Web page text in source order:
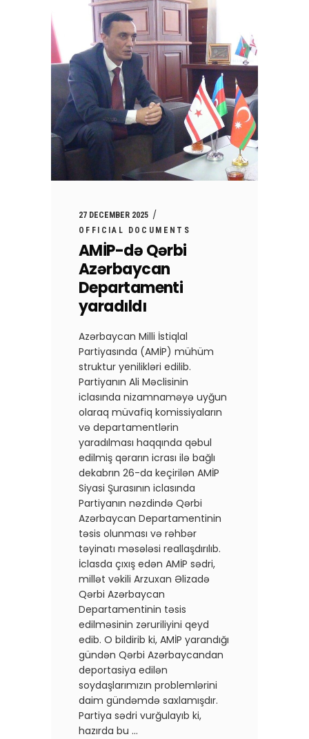
27 DECEMBER 2025
OFFICIAL DOCUMENTS
AMİP-də Qərbi
Azərbaycan
Departamenti
yaradıldı
Azərbaycan Milli İstiqlal
Partiyasında (AMİP) mühüm
struktur yenilikləri edilib.
Partiyanın Ali Məclisinin
iclasında nizamnaməyə uyğun
olaraq müvafiq komissiyaların
və departamentlərin
yaradılması haqqında qəbul
edilmiş qərarın icrası ilə bağlı
dekabrın 26-da keçirilən AMİP
Siyasi Şurasının iclasında
Partiyanın nəzdində Qərbi
Azərbaycan Departamentinin
təsis olunması və rəhbər
təyinatı məsələsi reallaşdırılıb.​
İclasda çıxış edən AMİP sədri,
millət vəkili Arzuxan Əlizadə
Qərbi Azərbaycan
Departamentinin təsis
edilməsinin zəruriliyini qeyd
edib. O bildirib ki, AMİP yarandığı
gündən Qərbi Azərbaycandan
deportasiya edilən
soydaşlarımızın problemlərini
daim gündəmdə saxlamışdır.
Partiya sədri vurğulayıb ki,
hazırda bu